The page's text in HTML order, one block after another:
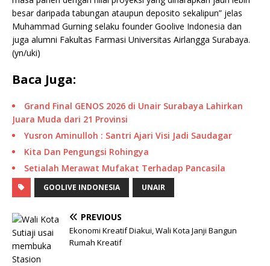
besar daripada tabungan ataupun deposito sekalipun” jelas
Muhammad Gurning selaku founder Goolive Indonesia dan
juga alumni Fakultas Farmasi Universitas Airlangga Surabaya.
(yn/uki)
Baca Juga:
Grand Final GENOS 2026 di Unair Surabaya Lahirkan
Juara Muda dari 21 Provinsi
Yusron Aminulloh : Santri Ajari Visi Jadi Saudagar
Kita Dan Pengungsi Rohingya
Setialah Merawat Mufakat Terhadap Pancasila
GOOLIVE INDONESIA UNAIR
PREVIOUS
Ekonomi Kreatif Diakui, Wali Kota Janji Bangun
Rumah Kreatif